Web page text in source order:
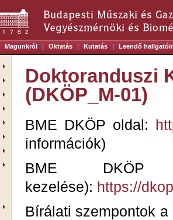
Magunkról | Oktatás | Kutatás | Leendő
Doktoranduszi
(DKÖP_M-01)
BME DKÖP oldal:
információk)
BME DKÖP
kezelése): https://
Bírálati szempontok